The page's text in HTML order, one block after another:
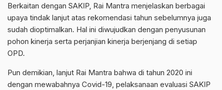
Berkaitan dengan SAKIP, Rai Mantra menjelaskan berbagai
upaya tindak lanjut atas rekomendasi tahun sebelumnya juga
sudah dioptimalkan. Hal ini diwujudkan dengan penyusunan
pohon kinerja serta perjanjian kinerja berjenjang di setiap
OPD.
Pun demikian, lanjut Rai Mantra bahwa di tahun 2020 ini
dengan mewabahnya Covid-19, pelaksanaan evaluasi SAKIP